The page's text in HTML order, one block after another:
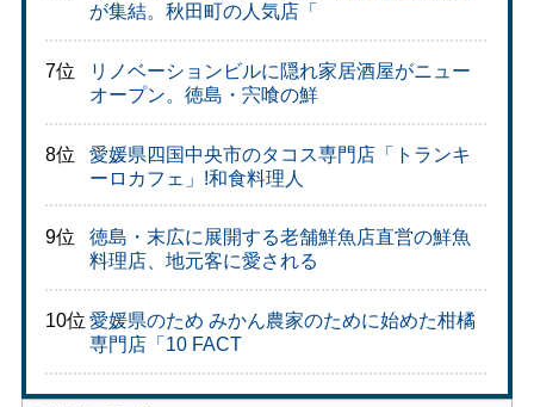
が集結。秋田町の人気店「
7位
リノベーションビルに隠れ家居酒屋がニュー
オープン。徳島・宍喰の鮮
8位
愛媛県四国中央市のタコス専門店「トランキ
ーロカフェ」!和食料理人
9位
徳島・末広に展開する老舗鮮魚店直営の鮮魚
料理店、地元客に愛される
10位 愛媛県のため みかん農家のために始めた柑橘
専門店「10 FACT